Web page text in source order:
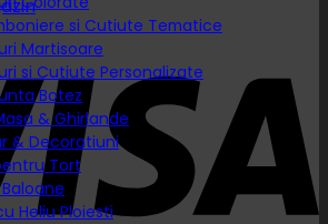
si Cutiute Tematice
Martisoare
si Cutiute Personalizate
Botez
& Ghirlande
& Decoratiuni
Tort
Heliu Ploiesti